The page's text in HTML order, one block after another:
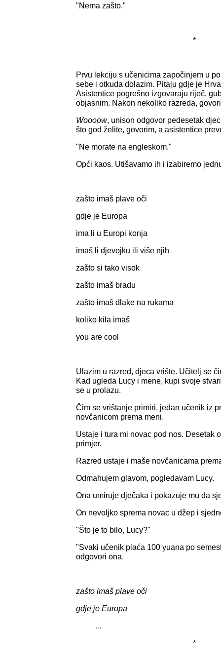
"Nema zašto."
*
Prvu lekciju s učenicima započinjem u
sebe i otkuda dolazim. Pitaju gdje je
Asistentice pogrešno izgovaraju riječ,
objasnim. Nakon nekoliko razreda,
Woooow, unison odgovor pedesetak
što god želite, govorim, a asistentice
"Ne morate na engleskom."
Opći kaos. Utišavamo ih i izabiremo
zašto imaš plave oči
gdje je Europa
ima li u Europi konja
imaš li djevojku ili više njih
zašto si tako visok
zašto imaš bradu
zašto imaš dlake na rukama
koliko kila imaš
you are cool
Ulazim u razred, djeca vrište. Učitelj se
Kad ugleda Lucy i mene, kupi svoje
se u prolazu.
Čim se vrištanje primiri, jedan učenik iz
novčanicom prema meni.
Ustaje i tura mi novac pod nos. Desetak
primjer.
Razred ustaje i maše novčanicama
Odmahujem glavom, pogledavam Lucy.
Ona umiruje dječaka i pokazuje mu da
On nevoljko sprema novac u džep i
"Što je to bilo, Lucy?"
"Svaki učenik plaća 100 yuana po
odgovori ona.
zašto imaš plave oči
gdje je Europa
...
*